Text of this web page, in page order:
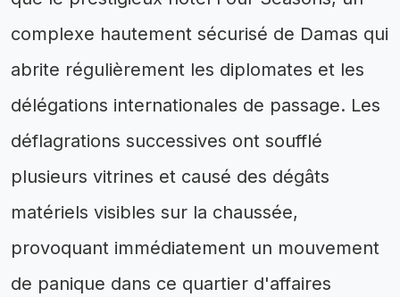
complexe hautement sécurisé de Damas qui
abrite régulièrement les diplomates et les
délégations internationales de passage. Les
déflagrations successives ont soufflé
plusieurs vitrines et causé des dégâts
matériels visibles sur la chaussée,
provoquant immédiatement un mouvement
de panique dans ce quartier d'affaires